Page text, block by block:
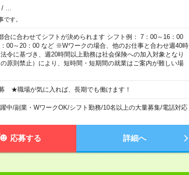
/
す。
に合わせてシフトが決められます シフト例： 7：00～16：00
00～20：00 など ※Wワークの場合、他のお仕事と合わせ週40時
令に基づき、週20時間以上勤務は社会保険への加入対象となり
原則禁止）により、短時間・短期間の就業はご案内が難しい場
★職場が気に入れば、長期でも働けます！
中/副業・WワークOK/シフト勤務/10名以上の大量募集/電話対応
応募する 詳細へ